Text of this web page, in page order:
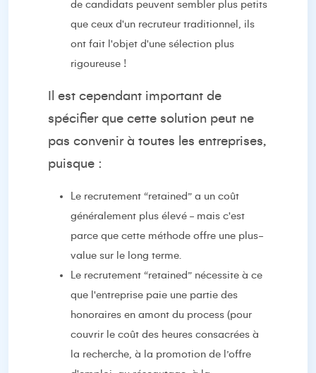
de candidats peuvent sembler plus petits
que ceux d'un recruteur traditionnel, ils
ont fait l'objet d'une sélection plus
rigoureuse !
Il est cependant important de
spécifier que cette solution peut ne
pas convenir à toutes les entreprises,
puisque :
Le recrutement “retained” a un coût
généralement plus élevé - mais c'est
parce que cette méthode offre une plus-
value sur le long terme.
Le recrutement “retained” nécessite à ce
que l'entreprise paie une partie des
honoraires en amont du process (pour
couvrir le coût des heures consacrées à
la recherche, à la promotion de l’offre